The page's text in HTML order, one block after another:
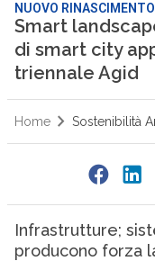
NUOVO RINASCIMENTO
Smart
di smart city
triennale Agid
Home Sostenibilità
Infrastrutture;
producono forza